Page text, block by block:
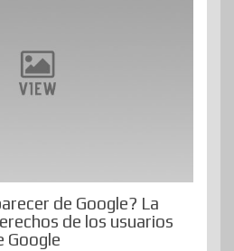
de Google? La
de los usuarios
Google